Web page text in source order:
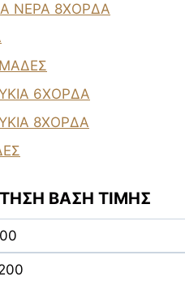
ΝΕΡΑ 8ΧΟΡΔΑ
6ΧΟΡΔΑ
8ΧΟΡΔΑ
ΒΆΣΗ ΤΙΜΉΣ